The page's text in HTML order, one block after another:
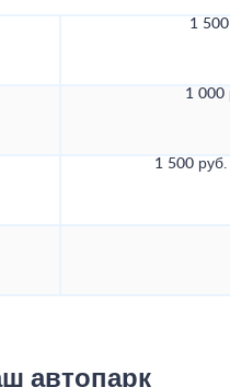
1
1 000
1 500
автопарк